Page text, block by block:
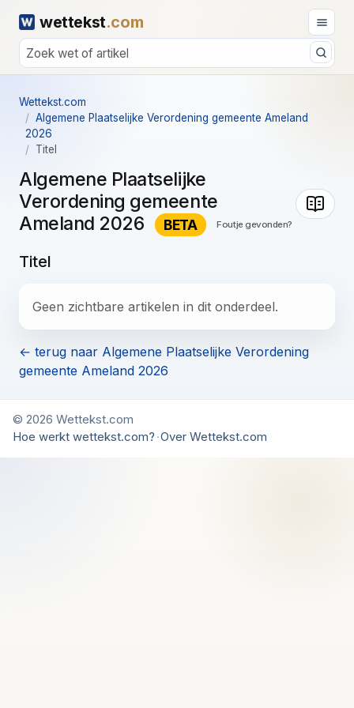
wettekst.com
Wettekst.com
Algemene Plaatselijke Verordening gemeente Ameland
2026
Titel
Algemene Plaatselijke
Verordening gemeente
Ameland 2026
BETA Foutje gevonden?
Titel
Geen zichtbare artikelen in dit onderdeel.
← terug naar Algemene Plaatselijke Verordening
gemeente Ameland 2026
© 2026 Wettekst.com
Hoe werkt wettekst.com? ·Over Wettekst.com